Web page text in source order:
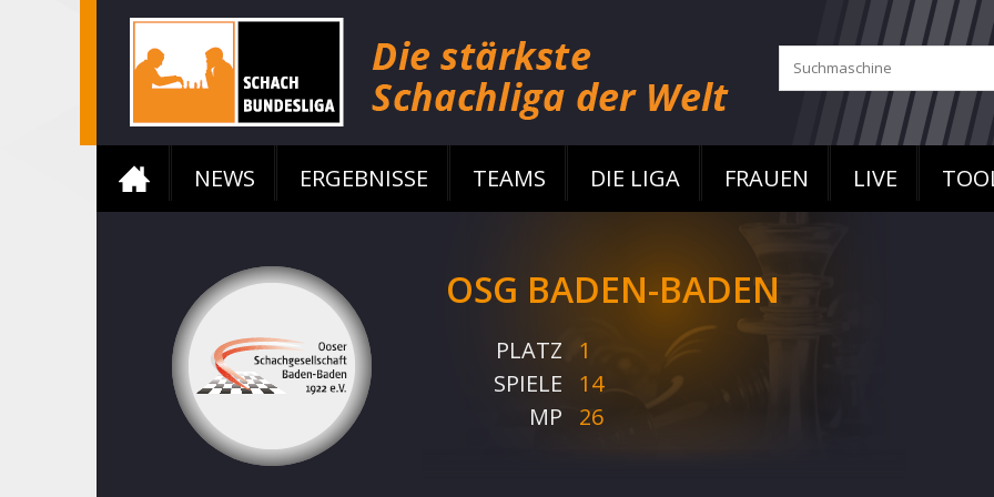
NEWS ERGEBNISSE TEAMS DIE LIGA FRAUEN LIVE
OSG BADEN-BADEN
PLATZ
1
SPIELE
14
MP
26